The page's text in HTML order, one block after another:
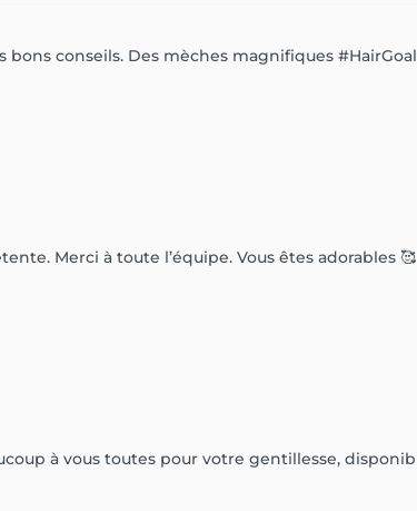
bons conseils. Des mèches magnifiques
Merci à toute l’équipe. Vous êtes adorables 🥰
à vous toutes pour votre gentillesse,